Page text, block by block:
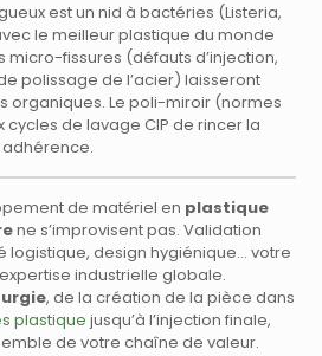
est un nid à bactéries (Listeria,
le meilleur plastique du monde
micro-fissures (défauts d’injection,
polissage de l’acier) laisseront
organiques. Le poli-miroir (normes
cycles de lavage CIP de rincer la
de matériel en plastique
ne s’improvisent pas. Validation
logistique, design hygiénique… votre
industrielle globale.
, de la création de la pièce dans
plastique jusqu’à l’injection finale,
de votre chaîne de valeur.